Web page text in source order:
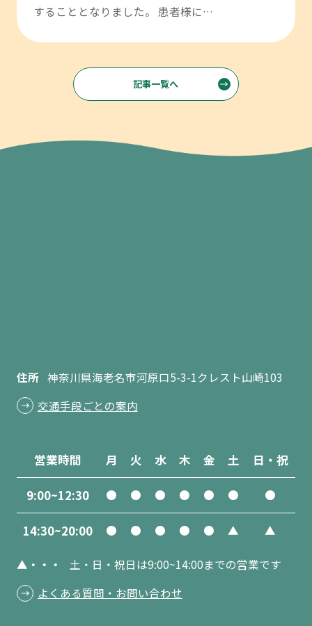
することとなりました。 患者様に…
記事一覧へ
住所 神奈川県海老名市河原口5-3-1クレスト山崎103
交通手段ごとの案内
営業時間 月 火 水 木 金 土 日・祝
9:00~12:30 ● ● ● ● ● ● ●
14:30~20:00 ● ● ● ● ● ▲ ▲
▲・・・
土・日・祝日は9:00~14:00までの営業です
よくある質問・お問い合わせ